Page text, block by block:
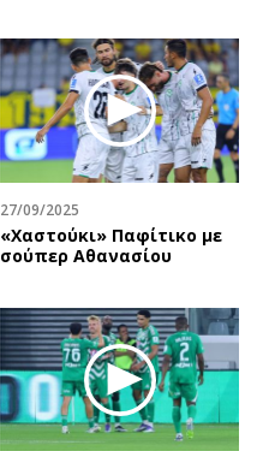
27/09/2025
«Χαστούκι» Παφίτικο με
σούπερ Αθανασίου